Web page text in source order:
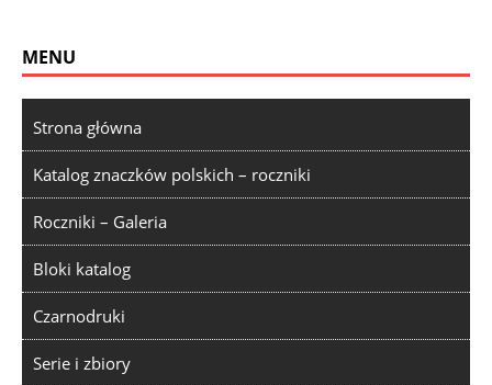
MENU
Strona główna
Katalog znaczków polskich – roczniki
Roczniki – Galeria
Bloki katalog
Czarnodruki
Serie i zbiory